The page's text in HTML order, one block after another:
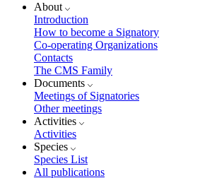
About
Introduction
How to become a Signatory
Co-operating Organizations
Contacts
The CMS Family
Documents
Meetings of Signatories
Other meetings
Activities
Activities
Species
Species List
All publications